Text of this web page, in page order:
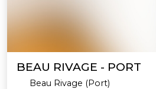
BEAU RIVAGE - PORT
Beau Rivage (Port)